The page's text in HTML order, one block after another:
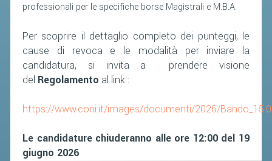
professionali per le specifiche borse Magistrali e M.B.A.
Per scoprire il dettaglio completo dei punteggi, le
cause di revoca e le modalità per inviare la
candidatura, si invita a prendere visione
del Regolamento al link :
https://www.coni.it/images/documenti/2026/
Le candidature chiuderanno alle ore 12:00 del 19
giugno 2026